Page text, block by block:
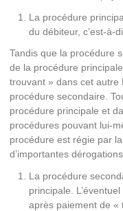
La procédure
du débiteur, c’est-à-
Tandis que la procédure
de la procédure
trouvant » dans cet autre
procédure secondaire.
procédure principale et
procédures pouvant lui-
procédure est régie par
d’importantes
La procédure
principale.
après paiement de «